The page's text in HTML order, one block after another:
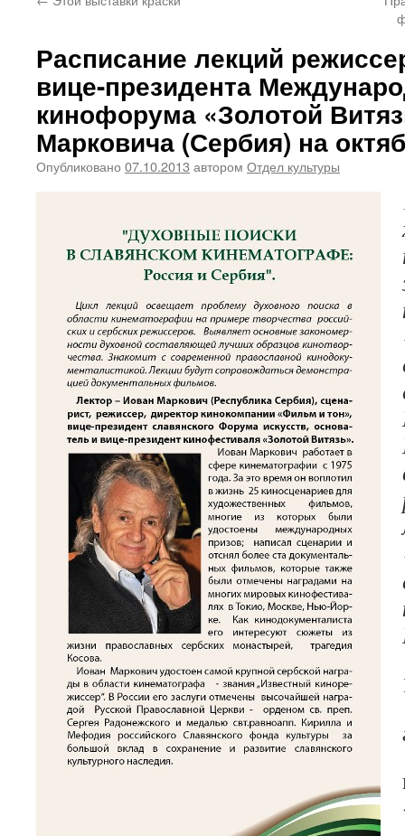
Расписание лекций
вице-президента
кинофорума «Золотой
Марковича (Сербия) на
Опубликовано 07.10.2013 автором Отдел культуры